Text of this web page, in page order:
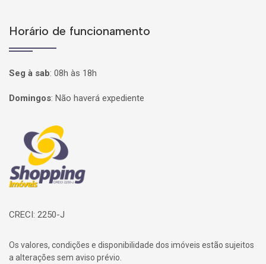
Horário de funcionamento
Seg à sab: 08h às 18h
Domingos: Não haverá expediente
Página inicial
CRECI: 2250-J
Os valores, condições e disponibilidade dos imóveis estão sujeitos
a alterações sem aviso prévio.